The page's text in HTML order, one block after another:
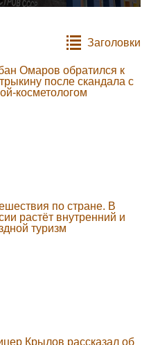
Заголовки
Омаров обратился к
после скандала с
косметологом
по стране. В
растёт внутренний и
туризм
Крылов рассказал об